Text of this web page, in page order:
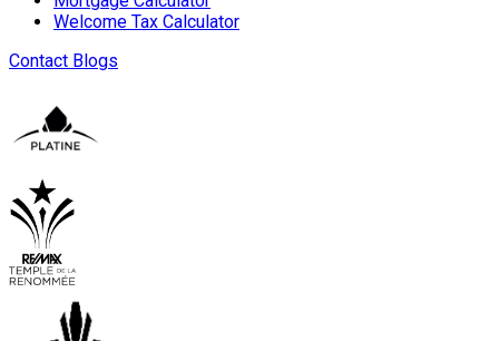
Welcome Tax Calculator
Contact Blogs